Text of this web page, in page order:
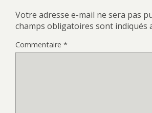
Votre adresse e-mail ne sera pas
champs obligatoires sont indiqués
Commentaire *